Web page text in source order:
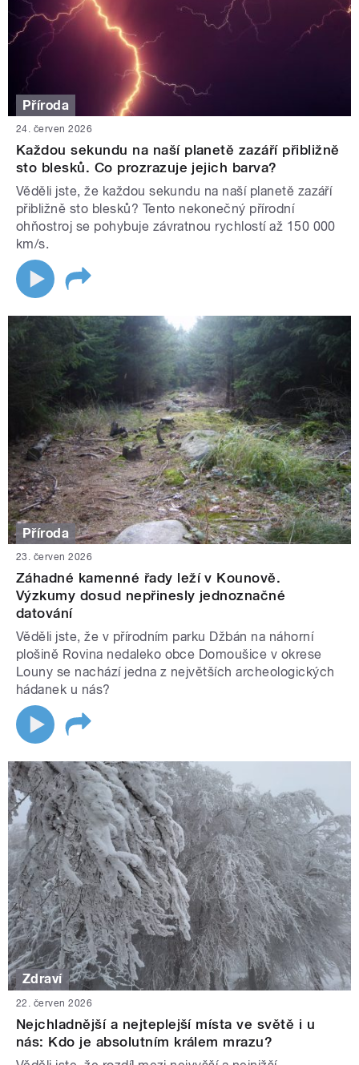
Příroda
24. červen 2026
Každou sekundu na naší planetě zazáří přibližně
sto blesků. Co prozrazuje jejich barva?
Věděli jste, že každou sekundu na naší planetě zazáří
přibližně sto blesků? Tento nekonečný přírodní
ohňostroj se pohybuje závratnou rychlostí až 150 000
km/s.
Příroda
23. červen 2026
Záhadné kamenné řady leží v Kounově.
Výzkumy dosud nepřinesly jednoznačné
datování
Věděli jste, že v přírodním parku Džbán na náhorní
plošině Rovina nedaleko obce Domoušice v okrese
Louny se nachází jedna z největších archeologických
hádanek u nás?
Zdraví
22. červen 2026
Nejchladnější a nejteplejší místa ve světě i u
nás: Kdo je absolutním králem mrazu?